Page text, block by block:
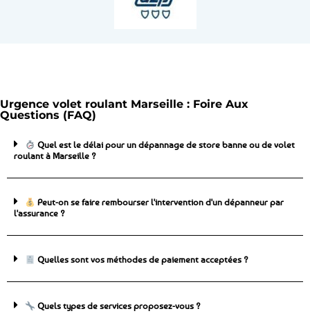
Urgence volet roulant Marseille : Foire Aux
Questions (FAQ)
Quel est le délai pour un dépannage de store banne ou de volet
roulant à Marseille ?
Peut-on se faire rembourser l'intervention d'un dépanneur par
l'assurance ?
Quelles sont vos méthodes de paiement acceptées ?
Quels types de services proposez-vous ?